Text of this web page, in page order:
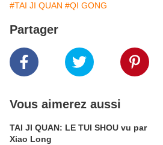
#TAI JI QUAN #QI GONG
Partager
Vous aimerez aussi
TAI JI QUAN: LE TUI SHOU vu par
Xiao Long